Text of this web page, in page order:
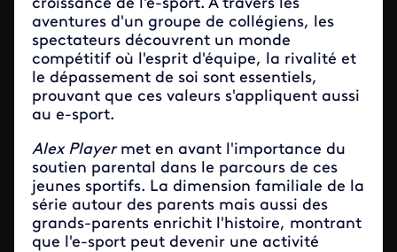
croissance de l'e-sport. À travers les
aventures d'un groupe de collégiens, les
spectateurs découvrent un monde
compétitif où l'esprit d'équipe, la rivalité et
le dépassement de soi sont essentiels,
prouvant que ces valeurs s'appliquent aussi
au e-sport.
Alex Playermet en avant l'importance du
soutien parental dans le parcours de ces
jeunes sportifs. La dimension familiale de la
série autour des parents mais aussi des
grands-parents enrichit l'histoire, montrant
que l'e-sport peut devenir une activité